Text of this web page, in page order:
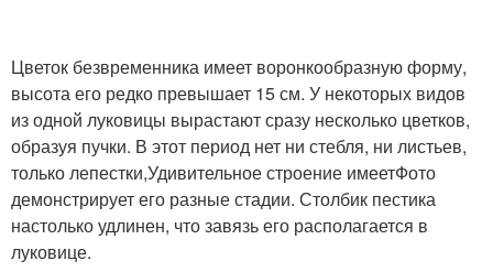
Цветок безвременника имеет воронкообразную форму,
высота его редко превышает 15 см. У некоторых видов
из одной луковицы вырастают сразу несколько цветков,
образуя пучки. В этот период нет ни стебля, ни листьев,
только лепестки,Удивительное строение имеетФото
демонстрирует его разные стадии. Столбик пестика
настолько удлинен, что завязь его располагается в
луковице.